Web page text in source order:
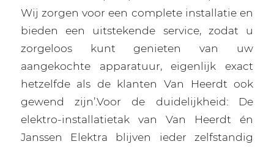
Wij zorgen voor een complete installatie en
bieden een uitstekende service, zodat u
zorgeloos kunt genieten van uw
aangekochte apparatuur, eigenlijk exact
hetzelfde als de klanten Van Heerdt ook
gewend zijn’.Voor de duidelijkheid: De
elektro-installatietak van Van Heerdt én
Janssen Elektra blijven ieder zelfstandig